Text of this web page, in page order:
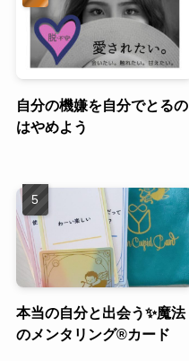
自分の機嫌を自分でとるの
はやめよう
本当の自分と出会う✨魔法
のメンタリング®︎カード